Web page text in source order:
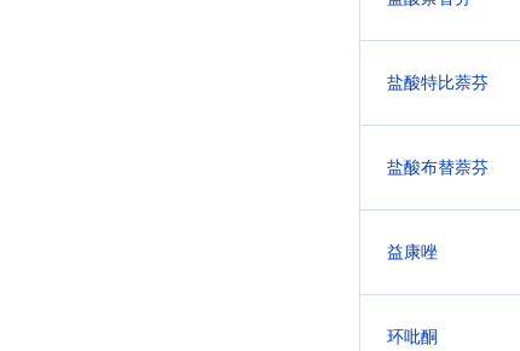
盐酸特比萘芬
盐酸布替萘芬
益康唑
环吡酮